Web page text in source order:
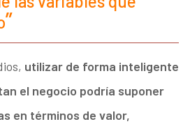
utilizar de forma inteligente
el negocio podría suponer
en términos de valor,